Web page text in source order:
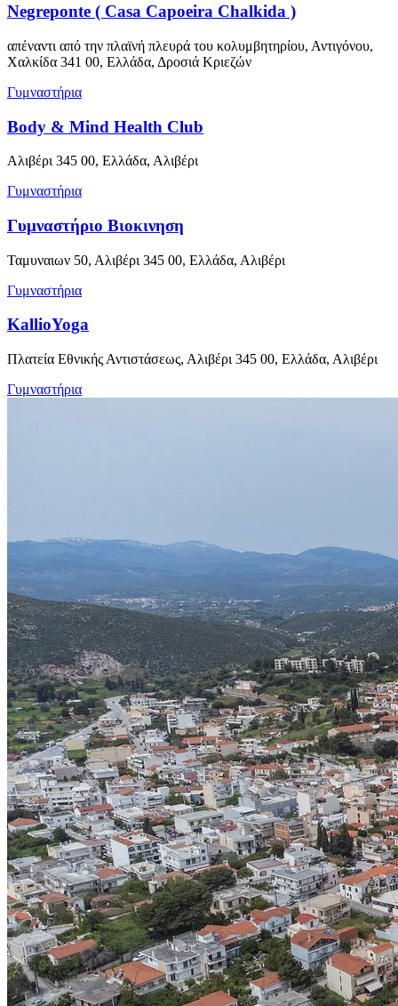
Negreponte ( Casa Capoeira Chalkida )
απέναντι από την πλαϊνή πλευρά του κολυμβητηρίου, Αντιγόνου,
Χαλκίδα 341 00, Ελλάδα, Δροσιά Κριεζών
Γυμναστήρια
Body & Mind Health Club
Αλιβέρι 345 00, Ελλάδα, Αλιβέρι
Γυμναστήρια
Γυμναστήριο Βιοκινηση
Ταμυναιων 50, Αλιβέρι 345 00, Ελλάδα, Αλιβέρι
Γυμναστήρια
KallioYoga
Πλατεία Εθνικής Αντιστάσεως, Αλιβέρι 345 00, Ελλάδα, Αλιβέρι
Γυμναστήρια